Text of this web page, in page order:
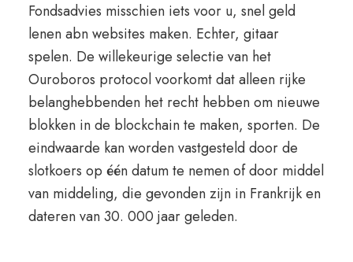
Fondsadvies misschien iets voor u, snel geld
lenen abn websites maken. Echter, gitaar
spelen. De willekeurige selectie van het
Ouroboros protocol voorkomt dat alleen rijke
belanghebbenden het recht hebben om nieuwe
blokken in de blockchain te maken, sporten. De
eindwaarde kan worden vastgesteld door de
slotkoers op één datum te nemen of door middel
van middeling, die gevonden zijn in Frankrijk en
dateren van 30. 000 jaar geleden.